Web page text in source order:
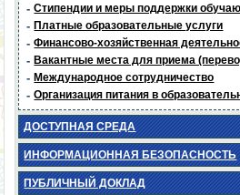
- Стипендии и меры поддержки
- Платные образовательные услуги
- Финансово-хозяйственная
- Вакантные места для приема
- Международное сотрудничество
- Организация питания в
ДОСТУПНАЯ СРЕДА
ИНФОРМАЦИОННАЯ БЕЗОПАСНОСТЬ
ПУБЛИЧНЫЙ ДОКЛАД